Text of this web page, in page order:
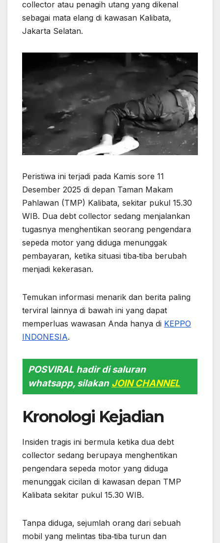
A
p
p
o
o
k
n
g
e
r
a
m
collector atau penagih utang yang dikenal
sebagai mata elang di kawasan Kalibata,
Jakarta Selatan.
Peristiwa ini terjadi pada Kamis sore 11
Desember 2025 di depan Taman Makam
Pahlawan (TMP) Kalibata, sekitar pukul 15.30
WIB. Dua debt collector sedang menjalankan
tugasnya menghentikan seorang pengendara
sepeda motor yang diduga menunggak
pembayaran, ketika situasi tiba‑tiba berubah
menjadi kekerasan.
Temukan informasi menarik dan berita paling
terviral lainnya di bawah ini yang dapat
memperluas wawasan Anda hanya di KEPPO
INDONESIA.
POSVIRAL hadir di saluran
whatsapp, silakan JOIN CHANNEL
Kronologi Kejadian
Insiden tragis ini bermula ketika dua debt
collector sedang berupaya menghentikan
pengendara sepeda motor yang diduga
menunggak cicilan di kawasan depan TMP
Kalibata sekitar pukul 15.30 WIB.
Tanpa diduga, sejumlah orang dari sebuah
mobil yang melintas tiba‑tiba turun dan